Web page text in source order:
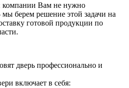
компании Вам не нужно
мы берем решение этой задачи на
готовой продукции по
дверь профессионально и
включает в себя: